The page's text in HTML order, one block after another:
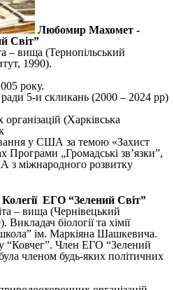
Любомир Махомет -
Світ”
– вища (Тернопільський
1990).
року.
ради 5-и скликань (2000 – 2024 рр)
(Харківська
у США за темою «Захист
Програми „Громадські зв’язки”,
з міжнародного розвитку
ЕГО “Зелений Світ”
– вища (Чернівецький
біології та хімії
школа” ім. Маркіяна Шашкевича.
“Ковчег”. Член ЕГО “Зелений
членом будь-яких політичних